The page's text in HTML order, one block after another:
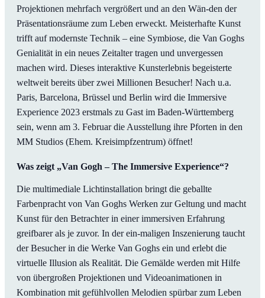
Projektionen mehrfach vergrößert und an den Wän-den der
Präsentationsräume zum Leben erweckt. Meisterhafte Kunst
trifft auf modernste Technik – eine Symbiose, die Van Goghs
Genialität in ein neues Zeitalter tragen und unvergessen
machen wird. Dieses interaktive Kunsterlebnis begeisterte
weltweit bereits über zwei Millionen Besucher! Nach u.a.
Paris, Barcelona, Brüssel und Berlin wird die Immersive
Experience 2023 erstmals zu Gast im Baden-Württemberg
sein, wenn am 3. Februar die Ausstellung ihre Pforten in den
MM Studios (Ehem. Kreisimpfzentrum) öffnet!
Was zeigt „Van Gogh – The Immersive Experience“?
Die multimediale Lichtinstallation bringt die geballte
Farbenpracht von Van Goghs Werken zur Geltung und macht
Kunst für den Betrachter in einer immersiven Erfahrung
greifbarer als je zuvor. In der ein-maligen Inszenierung taucht
der Besucher in die Werke Van Goghs ein und erlebt die
virtuelle Illusion als Realität. Die Gemälde werden mit Hilfe
von übergroßen Projektionen und Videoanimationen in
Kombination mit gefühlvollen Melodien spürbar zum Leben